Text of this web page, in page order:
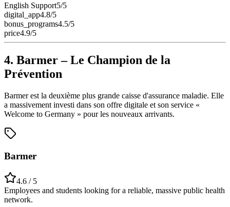
English Support5/5
digital_app4.8/5
bonus_programs4.5/5
price4.9/5
4. Barmer – Le Champion de la
Prévention
Barmer est la deuxième plus grande caisse d'assurance maladie. Elle
a massivement investi dans son offre digitale et son service «
Welcome to Germany » pour les nouveaux arrivants.
Barmer
4.6 / 5
Employees and students looking for a reliable, massive public health
network.